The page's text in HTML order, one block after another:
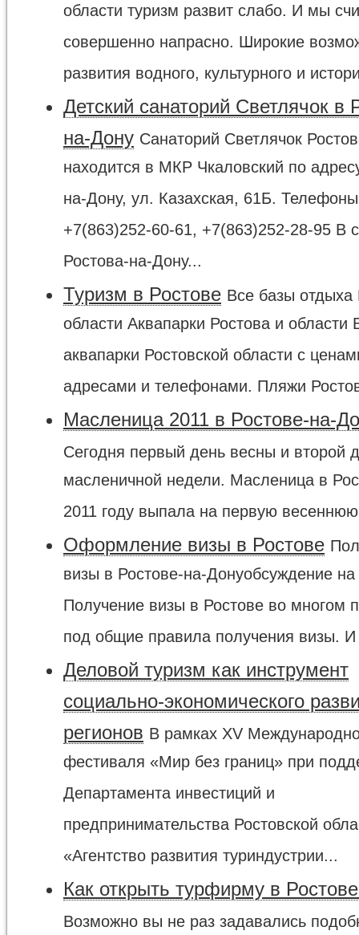
области туризм развит слабо. И мы
совершенно напрасно. Широкие
развития водного, культурного и
Детский санаторий Светлячок в
на-Дону Санаторий Светлячок
находится в МКР Чкаловский по
на-Дону, ул. Казахская, 61Б.
+7(863)252-60-61, +7(863)252-28-95 В
Ростова-на-Дону...
Туризм в Ростове Все базы отдыха
области Аквапарки Ростова и области
аквапарки Ростовской области с
адресами и телефонами. Пляжи
Масленица 2011 в Ростове-на-
Сегодня первый день весны и второй
масленичной недели. Масленица в
2011 году выпала на первую
Оформление визы в Ростове
визы в Ростове-на-Донуобсуждение
Получение визы в Ростове во многом
под общие правила получения визы. И
Деловой туризм как инструмент
социально-экономического
регионов В рамках XV
фестиваля «Мир без границ» при
Департамента инвестиций и
предпринимательства Ростовской
«Агентство развития туриндустрии...
Как открыть турфирму в
Возможно вы не раз задавались